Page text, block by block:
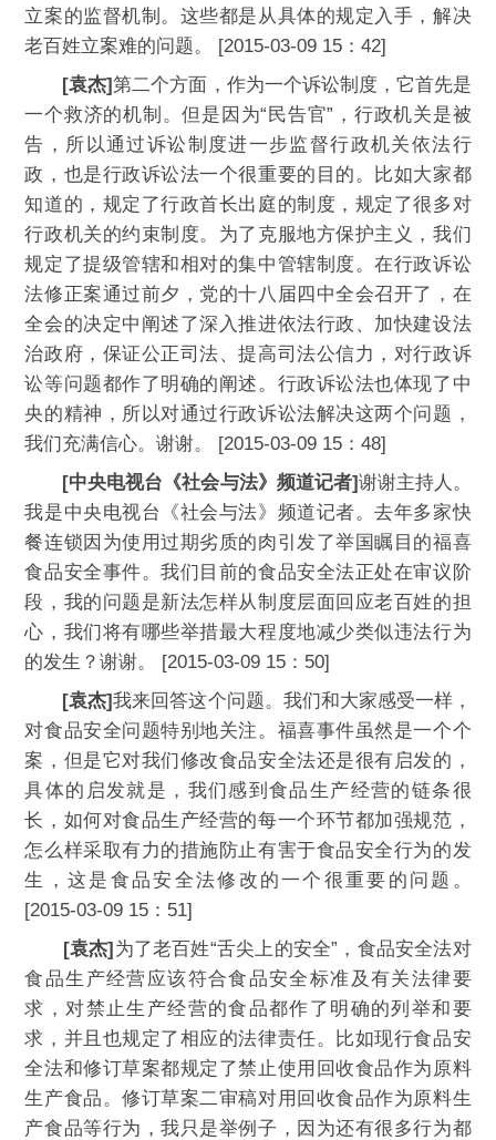
立案的监督机制。这些都是从具体的规定入手，解决
老百姓立案难的问题。 [2015-03-09 15：42]
[袁杰]第二个方面，作为一个诉讼制度，它首先是
一个救济的机制。但是因为“民告官”，行政机关是被
告，所以通过诉讼制度进一步监督行政机关依法行
政，也是行政诉讼法一个很重要的目的。比如大家都
知道的，规定了行政首长出庭的制度，规定了很多对
行政机关的约束制度。为了克服地方保护主义，我们
规定了提级管辖和相对的集中管辖制度。在行政诉讼
法修正案通过前夕，党的十八届四中全会召开了，在
全会的决定中阐述了深入推进依法行政、加快建设法
治政府，保证公正司法、提高司法公信力，对行政诉
讼等问题都作了明确的阐述。行政诉讼法也体现了中
央的精神，所以对通过行政诉讼法解决这两个问题，
我们充满信心。谢谢。 [2015-03-09 15：48]
[中央电视台《社会与法》频道记者]谢谢主持人。
我是中央电视台《社会与法》频道记者。去年多家快
餐连锁因为使用过期劣质的肉引发了举国瞩目的福喜
食品安全事件。我们目前的食品安全法正处在审议阶
段，我的问题是新法怎样从制度层面回应老百姓的担
心，我们将有哪些举措最大程度地减少类似违法行为
的发生？谢谢。 [2015-03-09 15：50]
[袁杰]我来回答这个问题。我们和大家感受一样，
对食品安全问题特别地关注。福喜事件虽然是一个个
案，但是它对我们修改食品安全法还是很有启发的，
具体的启发就是，我们感到食品生产经营的链条很
长，如何对食品生产经营的每一个环节都加强规范，
怎么样采取有力的措施防止有害于食品安全行为的发
生，这是食品安全法修改的一个很重要的问题。
[2015-03-09 15：51]
[袁杰]为了老百姓“舌尖上的安全”，食品安全法对
食品生产经营应该符合食品安全标准及有关法律要
求，对禁止生产经营的食品都作了明确的列举和要
求，并且也规定了相应的法律责任。比如现行食品安
全法和修订草案都规定了禁止使用回收食品作为原料
生产食品。修订草案二审稿对用回收食品作为原料生
产食品等行为，我只是举例子，因为还有很多行为都